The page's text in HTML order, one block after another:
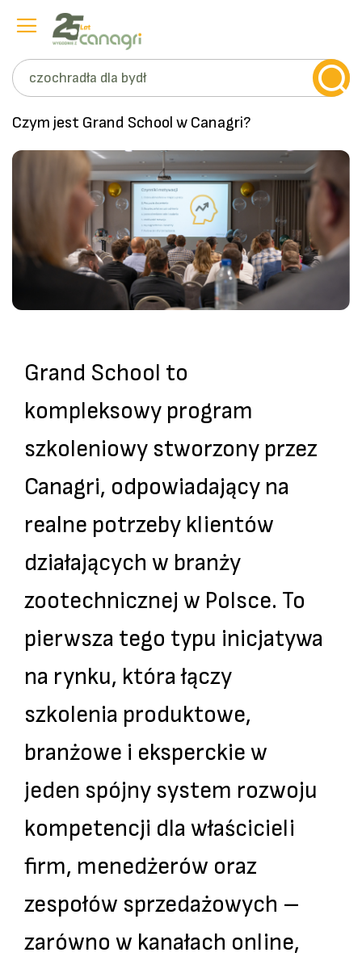
Szukaj
do
Czym jest Grand School w Canagri?
Grand School to
kompleksowy program
szkoleniowy stworzony przez
Canagri, odpowiadający na
realne potrzeby klientów
działających w branży
zootechnicznej w Polsce. To
pierwsza tego typu inicjatywa
na rynku, która łączy
szkolenia produktowe,
branżowe i eksperckie w
jeden spójny system rozwoju
kompetencji dla właścicieli
firm, menedżerów oraz
zespołów sprzedażowych –
zarówno w kanałach online,